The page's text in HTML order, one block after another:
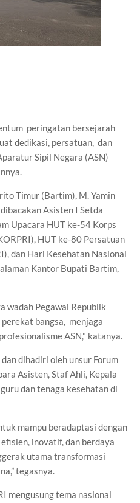
peringatan bersejarah
dedikasi, persatuan, dan
Sipil Negara (ASN)
Timur (Bartim), M. Yamin
Asisten I Setda
Upacara HUT ke-54 Korps
HUT ke-80 Persatuan
dan Hari Kesehatan Nasional
Kantor Bupati Bartim,
wadah Pegawai Republik
bangsa, menjaga
ASN," katanya.
dihadiri oleh unsur Forum
Asisten, Staf Ahli, Kepala
dan tenaga kesehatan di
mampu beradaptasi dengan
inovatif, dan berdaya
utama transformasi
tegasnya.
mengusung tema nasional